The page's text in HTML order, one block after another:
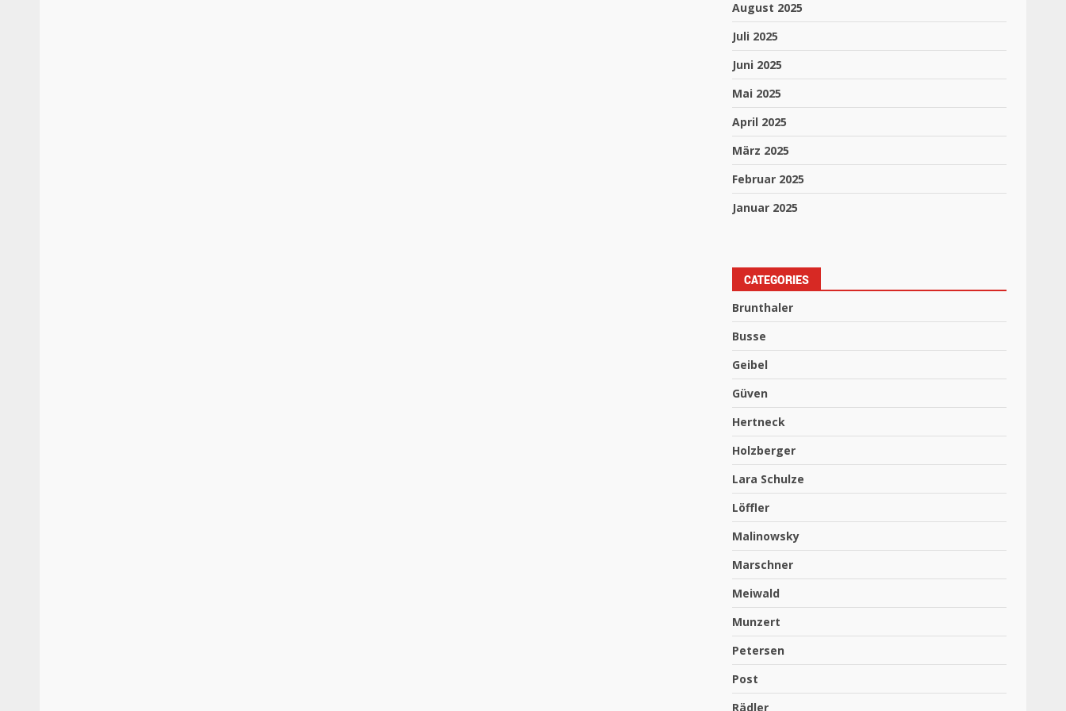
August 2025
Juli 2025
Juni 2025
Mai 2025
April 2025
März 2025
Februar 2025
Januar 2025
CATEGORIES
Brunthaler
Busse
Geibel
Güven
Hertneck
Holzberger
Lara Schulze
Löffler
Malinowsky
Marschner
Meiwald
Munzert
Petersen
Post
Rädler